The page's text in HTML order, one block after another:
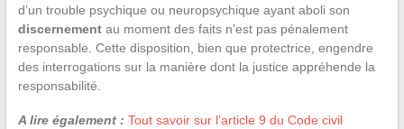
d’un trouble psychique ou neuropsychique ayant aboli son
discernementau moment des faits n’est pas pénalement
responsable. Cette disposition, bien que protectrice, engendre
des interrogations sur la manière dont la justice appréhende la
responsabilité.
A lire également : Tout savoir sur l’article 9 du Code civil